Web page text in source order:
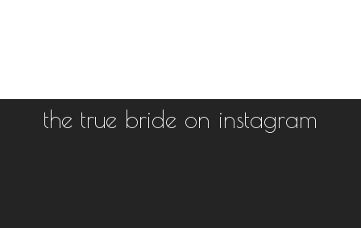
the true bride on instagram